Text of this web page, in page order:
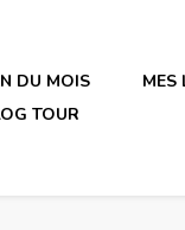
DU MOIS
MES
TOUR